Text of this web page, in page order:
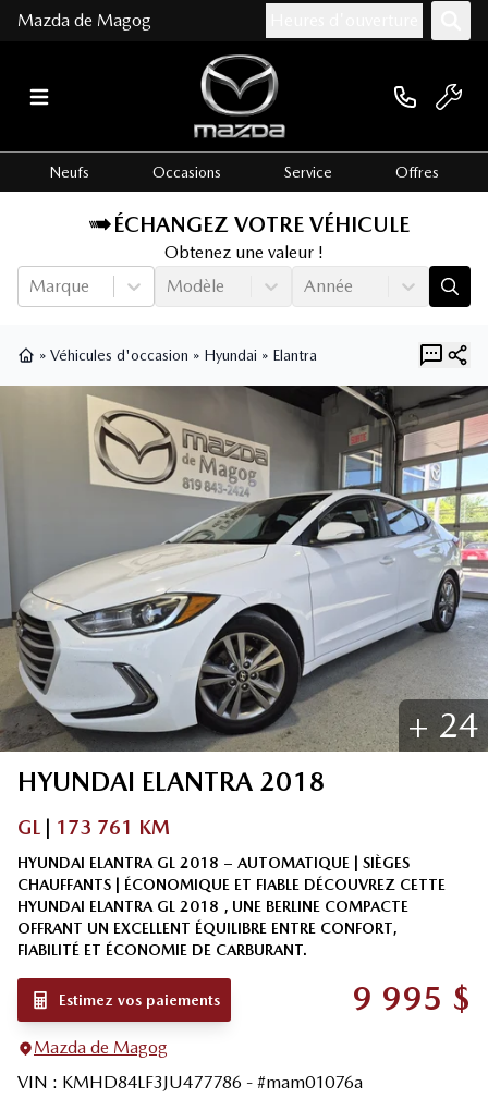
Mazda de Magog
Neufs Occasions Service Offres
ÉCHANGEZ VOTRE VÉHICULE
Obtenez une valeur !
Marque
Modèle Année
» Véhicules d'occasion » Hyundai » Elantra
+ 24
HYUNDAI ELANTRA 2018
GL 173 761 KM
HYUNDAI ELANTRA GL 2018 – AUTOMATIQUE | SIÈGES
CHAUFFANTS | ÉCONOMIQUE ET FIABLE DÉCOUVREZ CETTE
HYUNDAI ELANTRA GL 2018 , UNE BERLINE COMPACTE
OFFRANT UN EXCELLENT ÉQUILIBRE ENTRE CONFORT,
FIABILITÉ ET ÉCONOMIE DE CARBURANT.
9 995 $
Estimez vos paiements
Mazda de Magog
VIN : KMHD84LF3JU477786 - #mam01076a